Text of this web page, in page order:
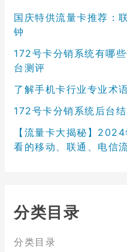
国庆特供流量卡推荐：
钟
172号卡分销系统有哪
台测评
了解手机卡行业专业术
172号卡分销系统后台
【流量卡大揭秘】
看的移动、联通、电信
分类目录
分类目录